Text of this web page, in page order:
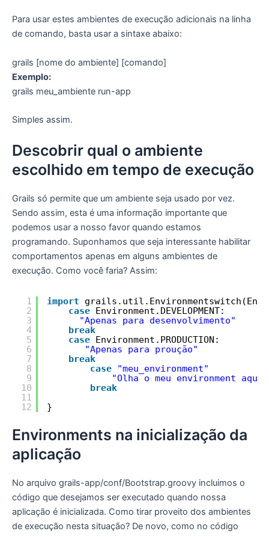
Para usar estes ambientes de execução adicionais na linha
de comando, basta usar a sintaxe abaixo:
grails [nome do ambiente] [comando]
Exemplo:
grails meu_ambiente run-app
Simples assim.
Descobrir qual o ambiente
escolhido em tempo de execução
Grails só permite que um ambiente seja usado por vez.
Sendo assim, esta é uma informação importante que
podemos usar a nosso favor quando estamos
programando. Suponhamos que seja interessante habilitar
comportamentos apenas em alguns ambientes de
execução. Como você faria? Assim:
1
2
3
4
5
6
7
8
9
10
11
12
import
case
Environment.DEVELOPMENT:
"Apenas para desenvolvimento"
break
case
Environment.PRODUCTION:
"Apenas para proução"
break
case
"meu_environment"
"Olha o meu environment
break
}
Environments na inicialização da
aplicação
No arquivo grails-app/conf/Bootstrap.groovy incluimos o
código que desejamos ser executado quando nossa
aplicação é inicializada. Como tirar proveito dos ambientes
de execução nesta situação? De novo, como no código